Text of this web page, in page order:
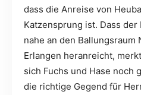
dass die Anreise von
Katzensprung ist. Dass
nahe an den
Erlangen heranreicht,
sich Fuchs und Hase noch
die richtige Gegend für